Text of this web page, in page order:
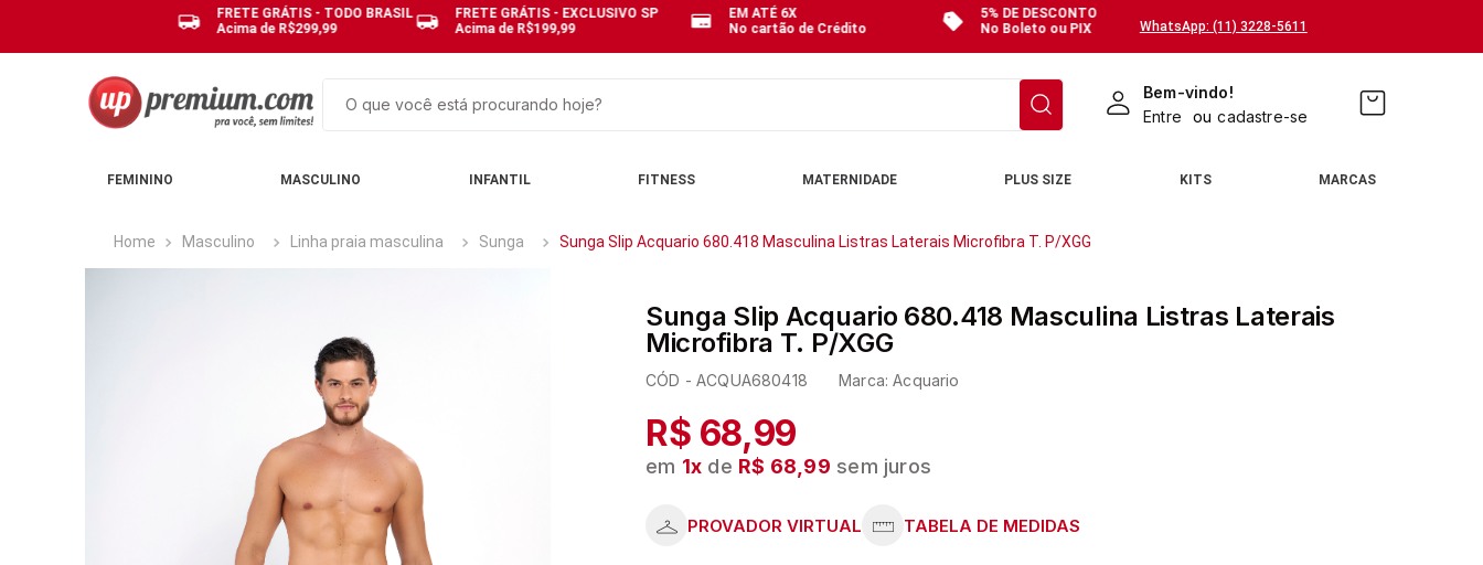
FRETE GRÁTIS - TODO BRASIL
Acima de R$299,99
FRETE GRÁTIS - EXCLUSIVO SP
Acima de R$199,99
EM ATÉ 6X
No cartão de Crédito
5% DE DESCONTO
No Boleto ou PIX
Acima de R$299,99
WhatsApp: (11) 3228-5611
Bem-vindo!
Entre
ou cadastre-se
FEMININO MASCULINO INFANTIL FITNESS MATERNIDADE PLUS SIZE KITS MARCAS
Masculino Linha praia masculina Sunga Sunga Slip Acquario 680.418 Masculina Listras Laterais Microfibra T. P/XGG
Sunga Slip Acquario 680.418 Masculina Listras Laterais
Microfibra T. P/XGG
CÓD -ACQUA680418 Marca:Acquario
R$ 68,99
em 1x de R$ 68,99 sem juros
º
calcinhas
5º
6º
pijama
7º
8º
demillus
9º
hering
10º sutia